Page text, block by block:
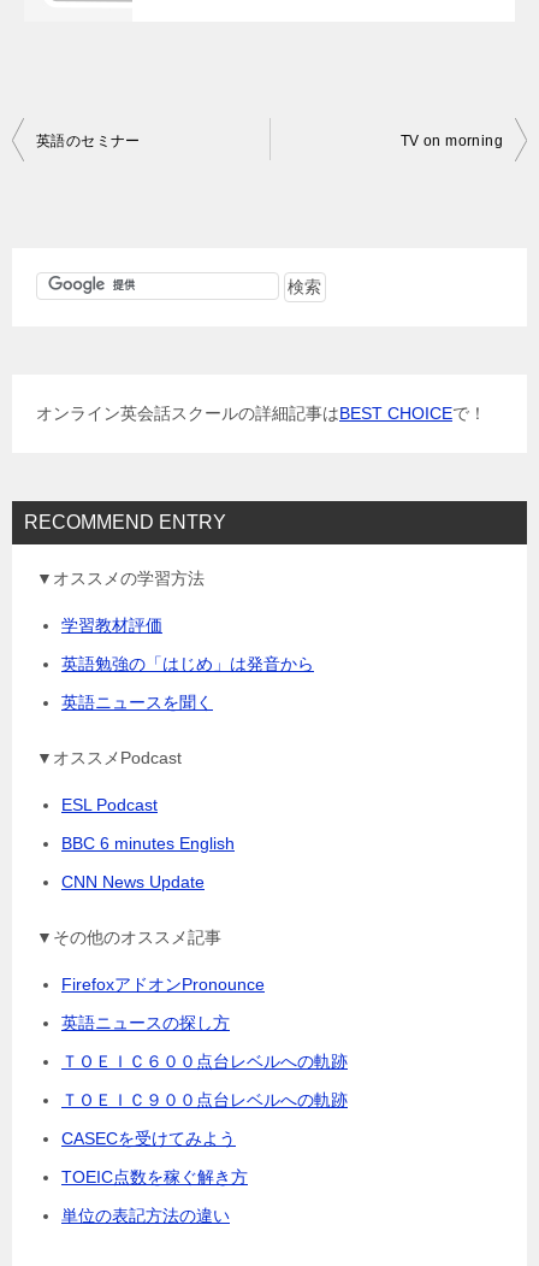
投
英語のセミナー TV on morning
オンライン英会話スクールの詳細記事はBEST CHOICEで！
RECOMMEND ENTRY
▼オススメの学習方法
学習教材評価
英語勉強の「はじめ」は発音から
英語ニュースを聞く
▼オススメPodcast
ESL Podcast
BBC 6 minutes English
CNN News Update
▼その他のオススメ記事
FirefoxアドオンPronounce
英語ニュースの探し方
ＴＯＥＩＣ６００点台レベルへの軌跡
ＴＯＥＩＣ９００点台レベルへの軌跡
CASECを受けてみよう
TOEIC点数を稼ぐ解き方
単位の表記方法の違い